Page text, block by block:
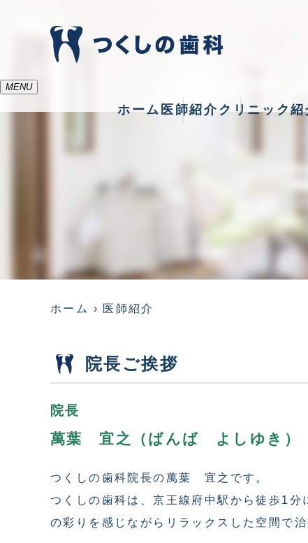
MENU
ホーム 医師紹介クリニック紹
ホーム 医師紹介
院長ご挨拶
院長
萬葉 宜之（ばんば よしゆき）
つくしの歯科院長の萬葉 宜之です。
つくしの歯科は、京王線府中駅から徒歩1
の彩りを感じながらリラックスした空間で